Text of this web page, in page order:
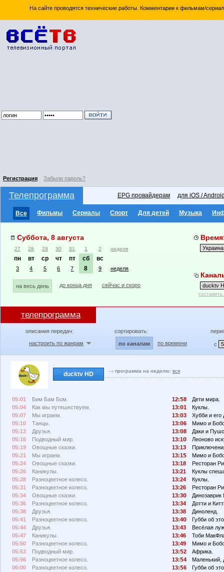
На сайте проводятся технические работы. Комментарии к фильмам/
Регистрация Забыли пароль?
Телепрограмма EPG провайдерам для iOS /
Все Фильмы Сериалы Спорт Для детей Музыка
Суббота, 8 августа
27 28 29 30 31 1 2 неделя
пн вт ср чт пт сб вс
3 4 5 6 7 8 9 неделя
на весь день до конца дня сейчас и скоро
телепрограмма
описания передач:
настроить по жанрам
сортировать:
по каналам по времени с
ducktv HD программа на неделю: вся
05:01
Бим Бам Бом.
05:04
Как мы путешествуем.
05:07
Мы играем.
05:10
Танцы.
05:13
Друзья.
05:16
Подводный мир.
05:19
Овощные сказки.
05:21
Мы играем.
05:24
Овощные сказки.
05:26
Каникулы.
05:28
Разноцветное колесо.
05:31
Разноцветное колесо.
05:34
Овощные сказки.
05:36
Разноцветное колесо.
05:38
Друзья.
05:41
Разноцветное колесо.
05:44
Друзья.
05:47
Каникулы.
05:50
Разноцветное колесо.
05:53
Подводный мир.
05:56
Разноцветное колесо.
06:00
Разноцветное колесо.
12: 8
Дети мира.
13:
1
Куклы.
13:
3
Хубби и его
13:
6
Мимо и
13:
8
Даки и
13:1
Леоново
13:13
13:1
Мимо и
13:18
Ресторан
13:21
Куклы
13:24
Куклы.
13:26
Ресторан
13:3
Динозаврик
13:34
Дотти и
13:38
Диноленд.
13:4
Губби об
13:43
Весёлая
13:46
Тоби
13:49
Мимо и
13:
2
Африка.
13:
4
Маленький,
13:
6
Губби об